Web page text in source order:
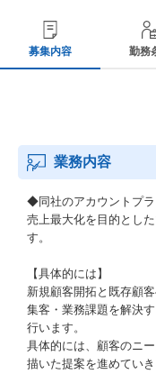
募集内容 勤務
業務内容
◆同社のアカウントプ
売上最大化を目的とし
す。
【具体的には】
新規顧客開拓と既存顧
集客・業務課題を解決
行います。
具体的には、顧客のニ
描いた提案を進めていき